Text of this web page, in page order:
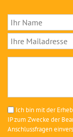
Ich bin mit der
IP zum Zwecke der
Anschlussfragen